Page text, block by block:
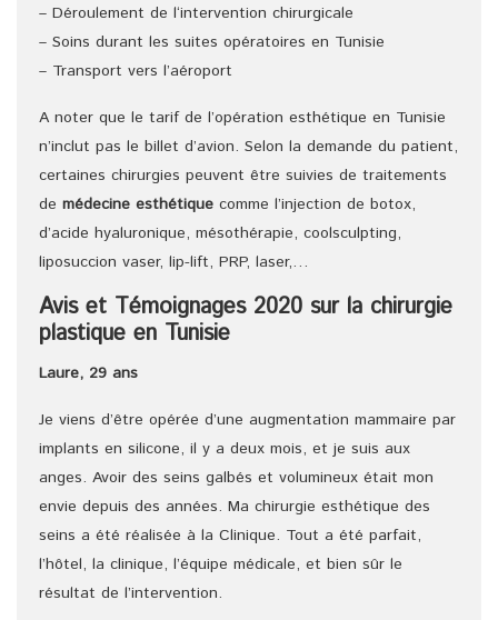
– Déroulement de l‘intervention chirurgicale
– Soins durant les suites opératoires en Tunisie
– Transport vers l’aéroport
A noter que le tarif de l’opération esthétique en Tunisie
n’inclut pas le billet d’avion. Selon la demande du patient,
certaines chirurgies peuvent être suivies de traitements
de médecine esthétique comme l’injection de botox,
d’acide hyaluronique, mésothérapie, coolsculpting,
liposuccion vaser, lip-lift, PRP, laser,…
Avis et Témoignages 2020 sur la chirurgie
plastique en Tunisie
Laure, 29 ans
Je viens d’être opérée d’une augmentation mammaire par
implants en silicone, il y a deux mois, et je suis aux
anges. Avoir des seins galbés et volumineux était mon
envie depuis des années. Ma chirurgie esthétique des
seins a été réalisée à la Clinique. Tout a été parfait,
l’hôtel, la clinique, l’équipe médicale, et bien sûr le
résultat de l’intervention.